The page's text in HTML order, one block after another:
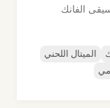
الفانك
الميتال اللحني